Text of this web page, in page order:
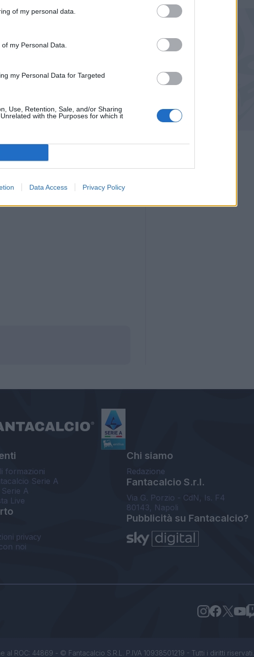
of my personal data.
my Personal Data.
my Personal Data for Targeted
Use, Retention, Sale, and/or Sharing
with the Purposes for which it
Data Access Privacy Policy
formazioni
Serie A
Serie A
Live
privacy
noi
Chi siamo
Redazione
Fantacalcio S.r.l.
Via G. Porzio - CdN, Is. F4
80143, Napoli
Pubblicità su Fantacalcio?
ROC: 44869 - © Fantacalcio S.R.L. P.IVA 10938501219 - Tutti i diritti riservati.